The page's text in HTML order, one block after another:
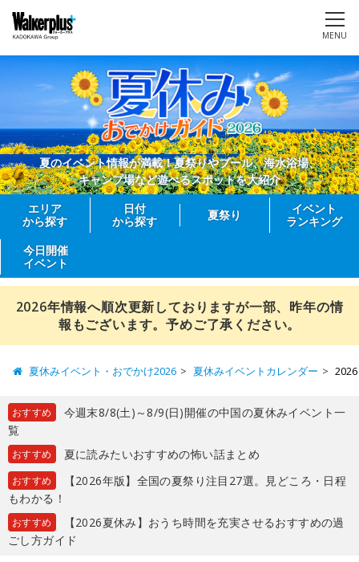
MENU
夏のイベント情報が満載！夏祭りやプール、海水浴場、
キャンプ場など遊べるスポットを大紹介
エリア
から探す
日付
から探す
夏祭り
イベント
ランキング
今日開催
イベント
2026年情報へ順次更新しておりますが一部、昨年の情
報もございます。予めご了承ください。
夏休みイベント・おでかけ2026 夏休みイベントカレンダー
おすすめ
今週末8/8(土)～8/9(日)開催の中国の夏休みイベント一
覧
おすすめ 夏に読みたいおすすめの怖い話まとめ
おすすめ
【2026年版】全国の夏祭り注目27選。見どころ・日程
もわかる！
おすすめ
【2026夏休み】おうち時間を充実させるおすすめの過
ごし方ガイド